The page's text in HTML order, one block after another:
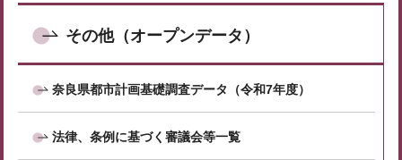
その他（オープンデータ）
奈良県都市計画基礎調査データ（令和7年度）
法律、条例に基づく審議会等一覧